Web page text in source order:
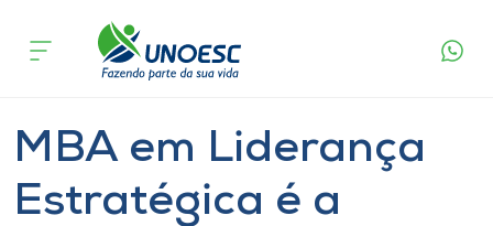
Cursos
Pesquisa
acontece
Especialização
MBA em Liderança
Estratégica é a